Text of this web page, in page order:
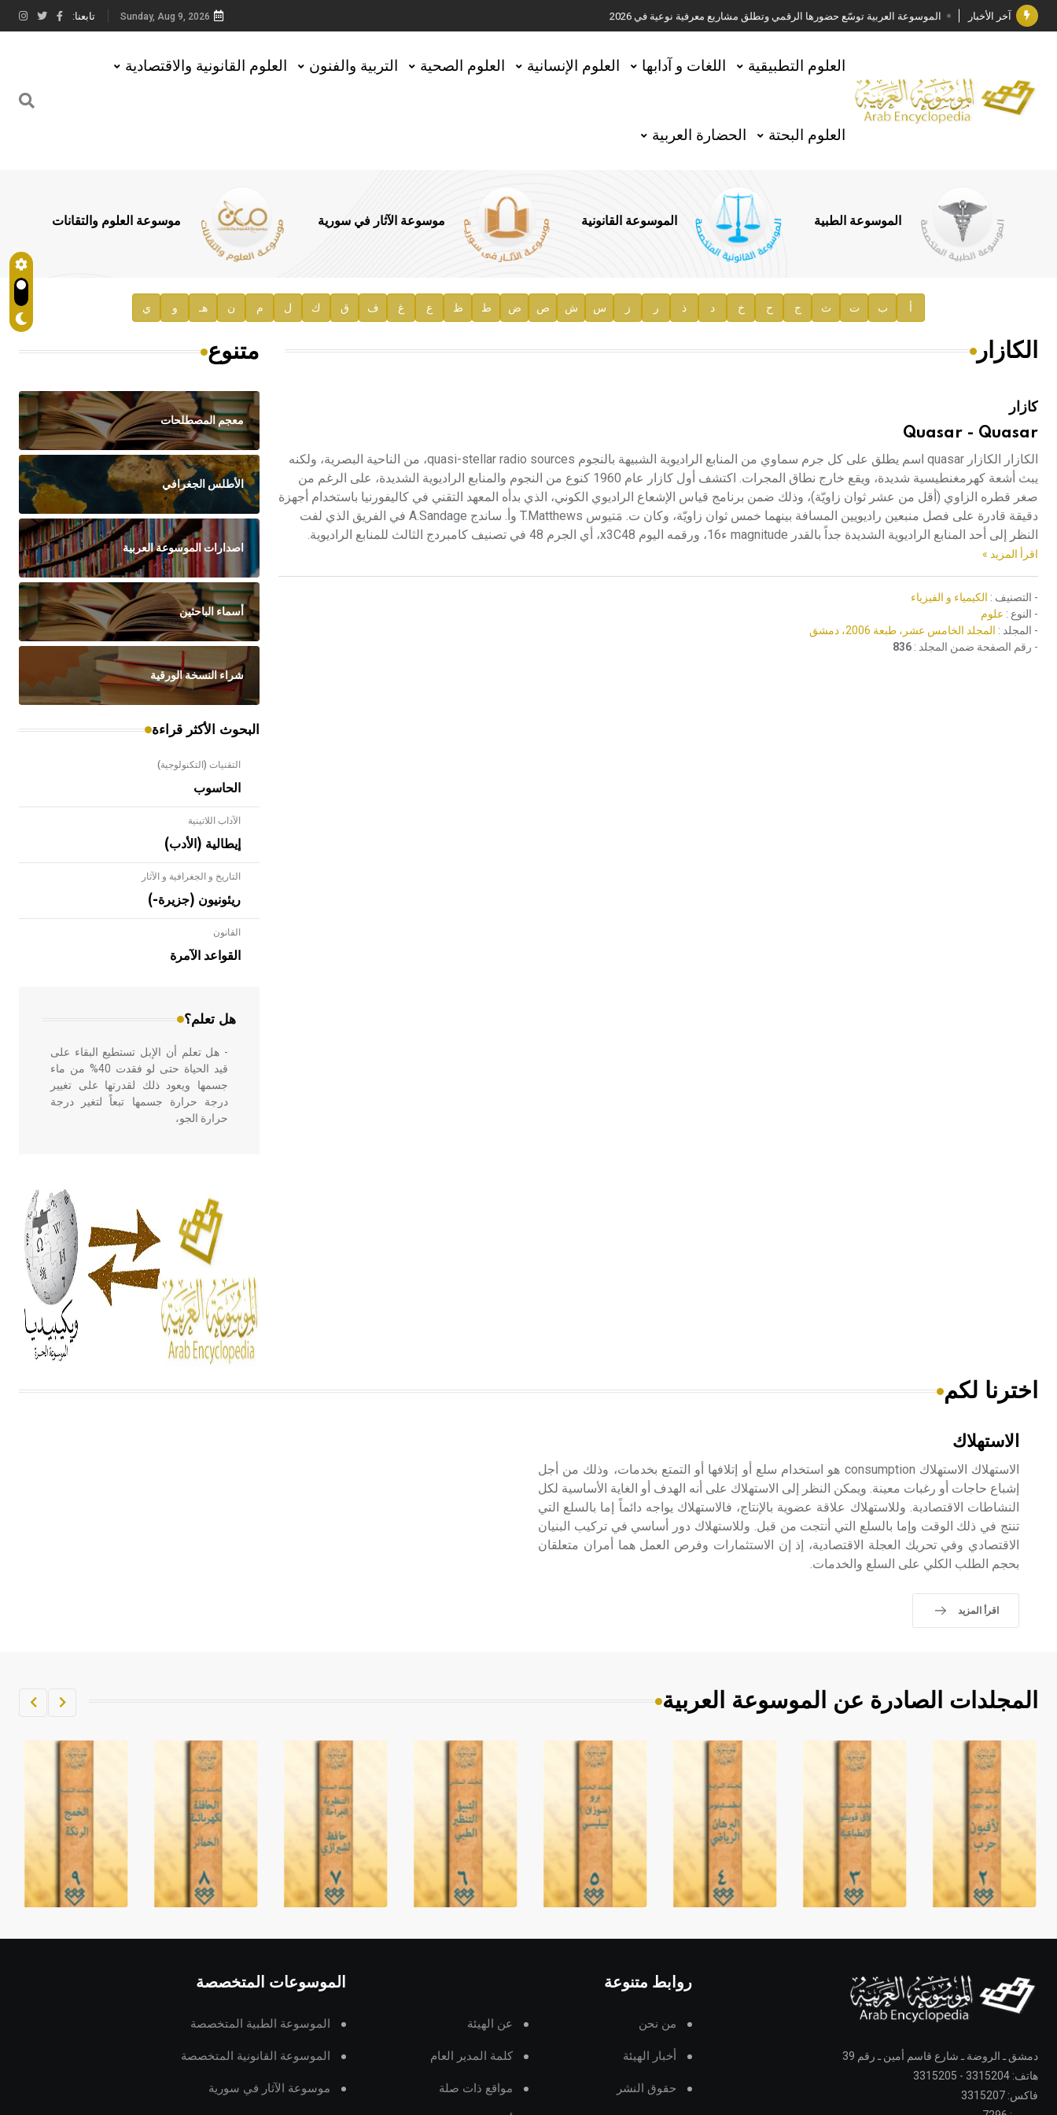
آخر الأخبار الموسوعة العربية توسّع حضورها الرقمي وتطلق مشاريع معرفية نوعية في 2026
جائزة مجمع الملك سلمان العالمي للغة العربية 2025
الأستاذ إياد خالد الطباع مدير عام لهيئة الموسوعة العربية
السيد محمد ياسين صالح وزيرا للثقافة
توصيات مجلس الإدارة
صدور المجلد السابع من موسوعة الآثار في سورية
إعلان..
Sunday, Aug 9, 2026 تابعنا:
العلوم التطبيقية اللغات و آدابها العلوم الإنسانية العلوم الصحية التربية والفنون العلوم القانونية والاقتصادية
العلوم البحتة الحضارة العربية
الموسوعة الطبية الموسوعة القانونية موسوعة الآثار في سورية موسوعة العلوم والتقانات
أ ب ت ث ج ح خ د ذ ر ز س ش ص ض ط ظ ع غ ف ق ك ل م ن هـ و ي
الكازار
كازار
Quasar - Quasar
الكازار الكازار quasar اسم يطلق على كل جرم سماوي من المنابع الراديوية الشبيهة بالنجوم quasi-stellar radio sources، من الناحية البصرية، ولكنه
يبث أشعة كهرمغنطيسية شديدة، ويقع خارج نطاق المجرات. اكتشف أول كازار عام 1960 كنوع من النجوم والمنابع الراديوية الشديدة، على الرغم من
صغر قطره الزاوي (أقل من عشر ثوان زاويّة)، وذلك ضمن برنامج قياس الإشعاع الراديوي الكوني، الذي بدأه المعهد التقني في كاليفورنيا باستخدام أجهزة
دقيقة قادرة على فصل منبعين راديويين المسافة بينهما خمس ثوان زاويّة، وكان ت. مَتيوس T.Matthews وأ. ساندج A.Sandage في الفريق الذي لفت
النظر إلى أحد المنابع الراديوية الشديدة جداً بالقدر magnitude ء16، ورقمه اليوم x3C48، أي الجرم 48 في تصنيف كامبردج الثالث للمنابع الراديوية.
اقرأ المزيد »
- التصنيف : الكيمياء و الفيزياء
- النوع : علوم
- المجلد : المجلد الخامس عشر، طبعة 2006، دمشق
- رقم الصفحة ضمن المجلد : 836
متنوع
معجم المصطلحات
الأطلس الجغرافي
اصدارات الموسوعة العربية
أسماء الباحثين
شراء النسخة الورقية
البحوث الأكثر قراءة
التقنيات (التكنولوجية)
الحاسوب
الآداب اللاتينية
إيطالية (الأدب)
التاريخ و الجغرافية و الآثار
ريئونيون (جزيرة-)
القانون
القواعد الآمرة
هل تعلم؟
- هل تعلم أن الأبلق نوع من الفنون
الهندسية التي ارتبطت بالعمارة الإسلامية
في بلاد الشام ومصر خاصة، حيث يحرص
- هل تعلم أن الإبل تستطيع البقاء على
قيد الحياة حتى لو فقدت 40% من ماء
جسمها ويعود ذلك لقدرتها على تغيير
درجة حرارة جسمها تبعاً لتغير درجة
حرارة الجو،
أربعة مؤلفات هي: الحكم، الأدلة، تنظيم
التغذية، ورسالته في جروح الرأس.
ويعود له الفضل بأنه حرر الطب من
الدين والفلسفة.
- هل تعلم أن المرجان إفراز حيواني
يتكون في البحر ويتركب من مادة
كربونات الكلسيوم، وهو أحمر أو شديد
الحمرة وهو أجود أنواعه، ويمتاز بكبر
الحجم ويسمى الش
اخترنا لكم
الاستهلاك
الاستهلاك الاستهلاك consumption هو استخدام سلع أو إتلافها أو التمتع بخدمات، وذلك من أجل
إشباع حاجات أو رغبات معينة. ويمكن النظر إلى الاستهلاك على أنه الهدف أو الغاية الأساسية لكل
النشاطات الاقتصادية. وللاستهلاك علاقة عضوية بالإنتاج، فالاستهلاك يواجه دائماً إما بالسلع التي
تنتج في ذلك الوقت وإما بالسلع التي أنتجت من قبل. وللاستهلاك دور أساسي في تركيب البنيان
الاقتصادي وفي تحريك العجلة الاقتصادية، إذ إن الاستثمارات وفرص العمل هما أمران متعلقان
بحجم الطلب الكلي على السلع والخدمات.
اقرأ المزيد
المجلدات الصادرة عن الموسوعة العربية
دمشق ـ الروضة ـ شارع قاسم أمين ـ رقم 39
هاتف: 3315204 - 3315205
فاكس: 3315207
روابط متنوعة
من نحن عن الهيئة
أخبار الهيئة كلمة المدير العام
حقوق النشر مواقع ذات صلة
الموسوعات المتخصصة
الموسوعة الطبية المتخصصة
الموسوعة القانونية المتخصصة
موسوعة الآثار في سورية